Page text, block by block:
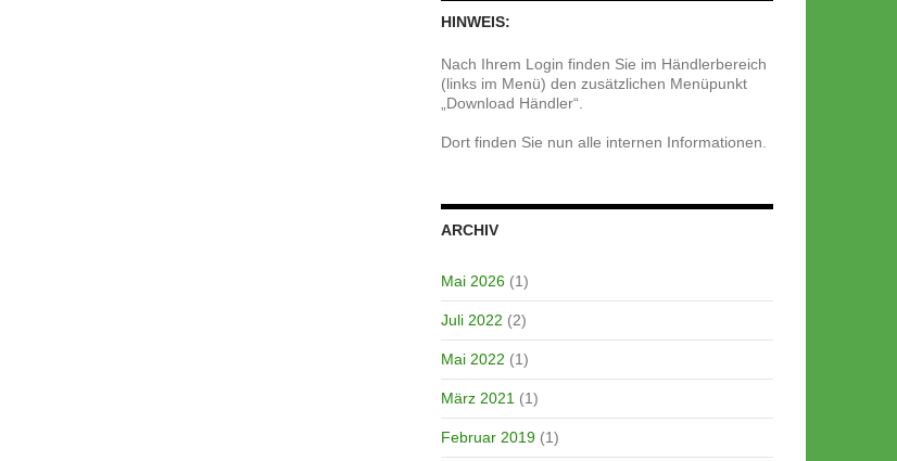
HINWEIS:
Nach Ihrem Login finden Sie im Händlerbereich
(links im Menü) den zusätzlichen Menüpunkt
„Download Händler“.
Dort finden Sie nun alle internen Informationen.
ARCHIV
Mai 2026 (1)
Juli 2022 (2)
Mai 2022 (1)
März 2021 (1)
Februar 2019 (1)